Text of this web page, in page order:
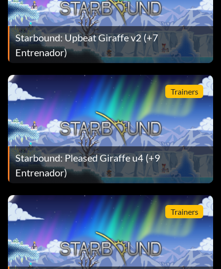
Starbound: Upbeat Giraffe v2 (+7
Entrenador)
Trainers
Starbound: Pleased Giraffe u4 (+9
Entrenador)
Trainers